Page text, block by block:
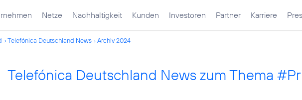
Netze Nachhaltigkeit Kunden Investoren Partner Karriere
Telefónica Deutschland News Archiv 2024
Telefónica Deutschland News zum Thema